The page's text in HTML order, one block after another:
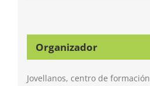
Organizador
Jovellanos, centro de formación